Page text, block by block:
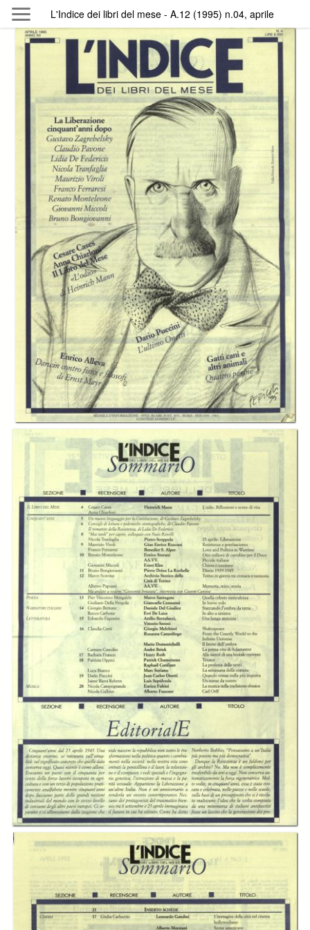
Skip to main content
Byterfly
Follow The Byterfly And Enjoy Open
Knowledge
Policy Collections Providers Exhibitions
Search Term
L'Indice dei libri del mese - A.12 (1995) n.04, aprile
In collections
L’Indice dei libri del mese
Title:
L'Indice dei libri del mese - A.12 (1995) n.04, aprile
Table of contents:
Sommariopage 2
Creator:
Cesare Cases
Indice Scarl
Date: